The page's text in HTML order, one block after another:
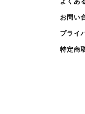
お問い
プライ
特定商